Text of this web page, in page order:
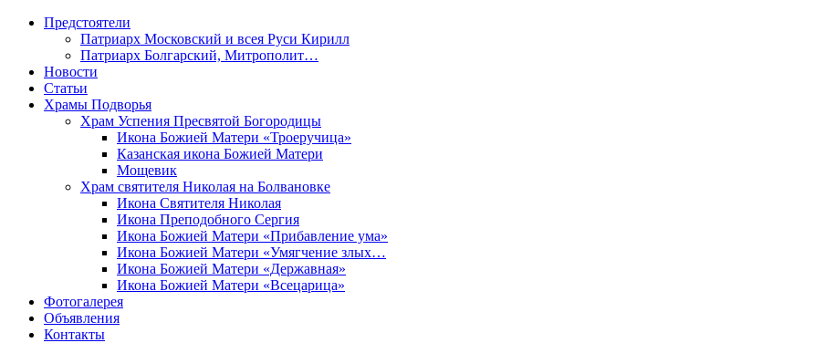
Предстоятели
Патриарх Московский и всея Руси Кирилл
Патриарх Болгарский, Митрополит…
Новости
Статьи
Храмы Подворья
Храм Успения Пресвятой Богородицы
Икона Божией Матери «Троеручица»
Казанская икона Божией Матери
Мощевик
Храм святителя Николая на Болвановке
Икона Святителя Николая
Икона Преподобного Сергия
Икона Божией Матери «Прибавление ума»
Икона Божией Матери «Умягчение злых…
Икона Божией Матери «Державная»
Икона Божией Матери «Всецарица»
Фотогалерея
Объявления
Контакты